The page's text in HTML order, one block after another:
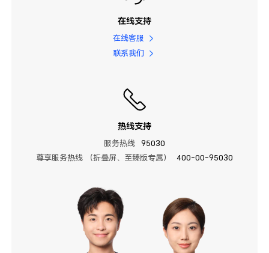
在线支持
在线客服
联系我们
热线支持
服务热线
95030
尊享服务热线 （折叠屏、至臻版专属）
400-00-95030